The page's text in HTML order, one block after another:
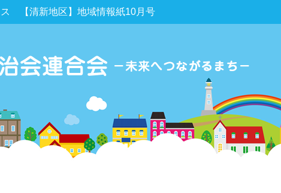
【清新地区】地域情報紙10月号